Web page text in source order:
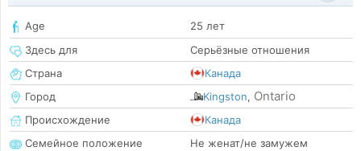
Age
25 лет
Здесь для
Серьёзные отношения
Страна
Канада
Город
Kingston, Ontario
Происхождение
Канада
Семейное положение
Не женат/не замужем